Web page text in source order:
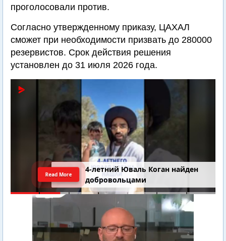
проголосовали против.
Согласно утвержденному приказу, ЦАХАЛ
сможет при необходимости призвать до 280000
резервистов. Срок действия решения
установлен до 31 июля 2026 года.
4-летний Юваль Коган найден
добровольцами
Read More